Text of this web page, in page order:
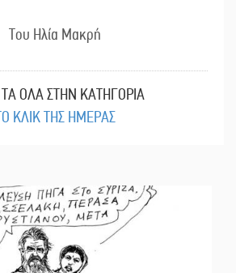
Του Ηλία Μακρή
ΤΑ ΟΛΑ ΣΤΗΝ ΚΑΤΗΓΟΡΙΑ
ΚΛΙΚ ΤΗΣ ΗΜΕΡΑΣ